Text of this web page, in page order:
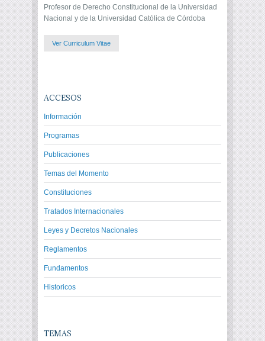
Profesor de Derecho Constitucional de la Universidad
Nacional y de la Universidad Católica de Córdoba
Ver Curriculum Vitae
ACCESOS
Información
Programas
Publicaciones
Temas del Momento
Constituciones
Tratados Internacionales
Leyes y Decretos Nacionales
Reglamentos
Fundamentos
Historicos
TEMAS